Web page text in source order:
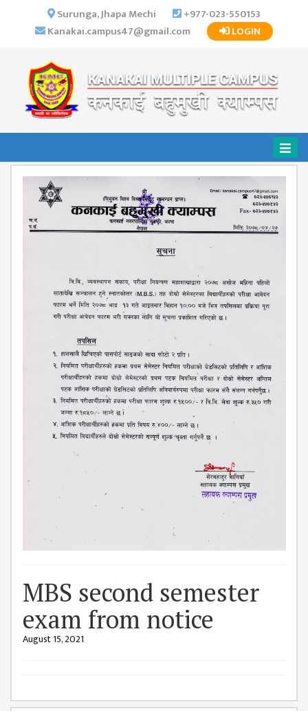
ABOUT US
INSTITUTIONAL
OVERVIEW
VISION MISSION
OBJECTIVES
MAJOR
STRATEGIES
ORGANIZATIONAL
ACHIEVEMENTS
KMC SOCIAL
PROGRESS
STRATEGIC PLAN
INSTITUTIONAL
OUR TEAM
WINGS
GENERAL
ASSEMBLY
COMMITTEE
Surunga, Jhapa Mechi
+977-023-550153
Kanakai.campus47@gmail.com
LOGIN
MBS second semester
exam from notice
August 15, 2021